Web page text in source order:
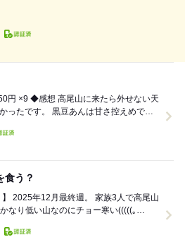
乗ればすぐ前が『商業施設』です。電車
は甘さ控えめで、
食う？
山